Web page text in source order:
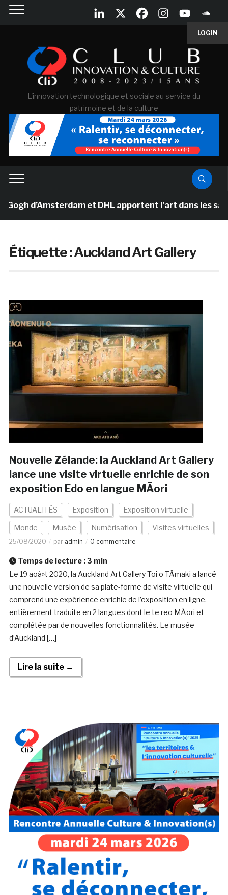
LOGIN
L'innovation technologique et sociale au service du
patrimoine et de la culture
d’Amsterdam et DHL apportent l’art dans les
Étiquette :Auckland Art Gallery
Nouvelle Zélande: la Auckland Art Gallery
lance une visite virtuelle enrichie de son
exposition Edo en langue MÄori
ACTUALITÉS Exposition Exposition virtuelle
Monde Musée Numérisation Visites virtuelles
25/08/2020 par admin 0 commentaire
Temps de lecture : 3 min
Le 19 aoà»t 2020, la Auckland Art Gallery Toi o TÄmaki a lancé
une nouvelle version de sa plate-forme de visite virtuelle qui
comprend une expérience enrichie de l’exposition en ligne,
entièrement traduite en 2 langues dont le te reo MÄori et
complétée par de nouvelles fonctionnalités. Le musée
d’Auckland […]
Lire la suite →